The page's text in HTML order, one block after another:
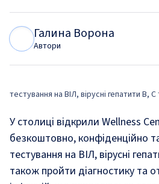
Галина Ворона
Автори
тестування на ВІЛ, вірусні гепатити В, С
У столиці відкрили Wellness
безкоштовно, конфіденційно
тестування на ВІЛ, вірусні
також пройти діагностику та